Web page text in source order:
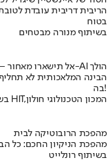
הריבית דריבית עובדת
בטוח
בשיתוף מנורה מבטחים
אל תישארו מאחור – בואו לגלות לאן ה-AI הולך
הבינה המלאכותית לא
בה!
בשיתוף HIT,המכון הטכנולוגי חולון
מהפכת הרובוטיקה לבית
מהפכת הניקיון החכם: כל
בשיתוף רונלייט